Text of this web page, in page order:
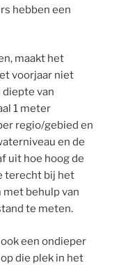
hebben een
maakt het
voorjaar niet
diepte van
1 meter
regio/gebied en
en de
uit hoe hoog de
terecht bij het
behulp van
te meten.
een ondieper
die plek in het